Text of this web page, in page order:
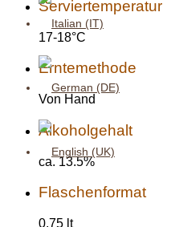
Serviertemperatur
17-18°C
Erntemethode
Von Hand
Alkoholgehalt
ca. 13.5%
Flaschenformat
0.75 lt